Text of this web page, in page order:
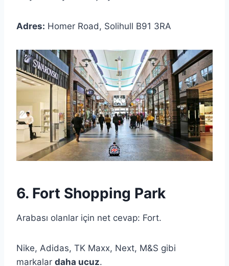
Adres: Homer Road, Solihull B91 3RA
6. Fort Shopping Park
Arabası olanlar için net cevap: Fort.
Nike, Adidas, TK Maxx, Next, M&S gibi
markalar daha ucuz.